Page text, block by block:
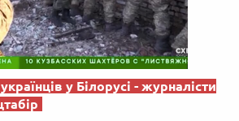
у Білорусі - журналісти